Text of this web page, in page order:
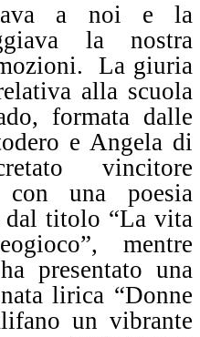
a noi e la
la nostra
La giuria
alla scuola
formata dalle
e Angela di
vincitore
con una poesia
dal titolo “La vita
mentre
presentato una
lirica “Donne
un vibrante